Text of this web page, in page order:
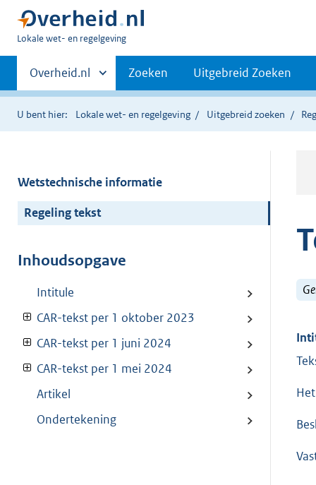
U
hier:
Lokale wet- en regelgeving
Primaire
navigatie
Andere
sites
binnen
Overheid.nl Zoeken Uitgebreid Zoeken
U bent hier: Lokale wet- en regelgeving Uitgebreid zoeken
Wetstechnische informatie
Regeling tekst
Inhoudsopgave
Intitule
CAR-tekst per 1 oktober 2023
CAR-tekst per 1 juni 2024
CAR-tekst per 1 mei 2024
Artikel
Ondertekening